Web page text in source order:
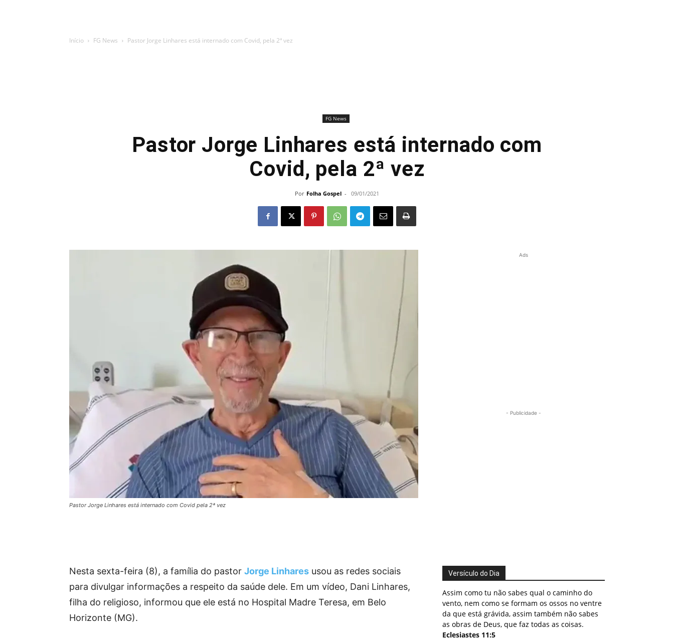
Início FG News Pastor Jorge Linhares está internado com Covid, pela 2ª vez
FG News
Pastor Jorge Linhares está internado com
Covid, pela 2ª vez
Por Folha Gospel - 09/01/2021
Pastor Jorge Linhares está internado com Covid pela 2ª vez
Nesta sexta-feira (8), a família do pastor Jorge Linhares usou as redes sociais
para divulgar informações a respeito da saúde dele. Em um vídeo, Dani Linhares,
filha do religioso, informou que ele está no Hospital Madre Teresa, em Belo
Horizonte (MG).
Ads
- Publicidade -
Versículo do Dia
Assim como tu não sabes qual o caminho do
vento, nem como se formam os ossos no ventre
da que está grávida, assim também não sabes
as obras de Deus, que faz todas as coisas.
Eclesiastes 11:5